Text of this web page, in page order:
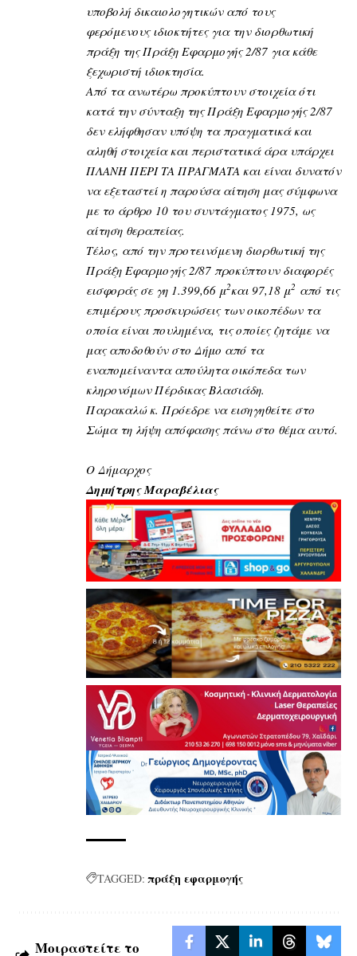
υποβολή δικαιολογητικών από τους
φερόμενους ιδιοκτήτες για την διορθωτική
πράξη της Πράξη Εφαρμογής 2/87 για κάθε
ξεχωριστή ιδιοκτησία.
Από τα ανωτέρω προκύπτουν στοιχεία ότι
κατά την σύνταξη της Πράξη Εφαρμογής 2/87
δεν ελήφθησαν υπόψη τα πραγματικά και
αληθή στοιχεία και περιστατικά άρα υπάρχει
ΠΛΑΝΗ ΠΕΡΙ ΤΑ ΠΡΑΓΜΑΤΑ και είναι δυνατόν
να εξεταστεί η παρούσα αίτηση μας σύμφωνα
με το άρθρο 10 του συντάγματος 1975, ως
αίτηση θεραπείας.
Τέλος, από την προτεινόμενη διορθωτική της
Πράξη Εφαρμογής 2/87 προκύπτουν διαφορές
εισφοράς σε γη 1.399,66 μ2και 97,18 μ2 από τις
επιμέρους προσκυρώσεις των οικοπέδων τα
οποία είναι πουλημένα, τις οποίες ζητάμε να
μας αποδοθούν στο Δήμο από τα
εναπομείναντα απούλητα οικόπεδα των
κληρονόμων Πέρδικας Βλασιάδη.
Παρακαλώ κ. Πρόεδρε να εισηγηθείτε στο
Σώμα τη λήψη απόφασης πάνω στο θέμα αυτό.
Ο Δήμαρχος
Δημήτρης Μαραβέλιας
TAGGED: πράξη εφαρμογής
Μοιραστείτε το